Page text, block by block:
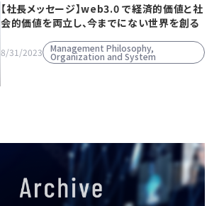
【社長メッセージ】web3.0 で経済的価値と社
会的価値を両立し、今までにない世界を創る
8/31/2023 Management Philosophy,
Organization and System